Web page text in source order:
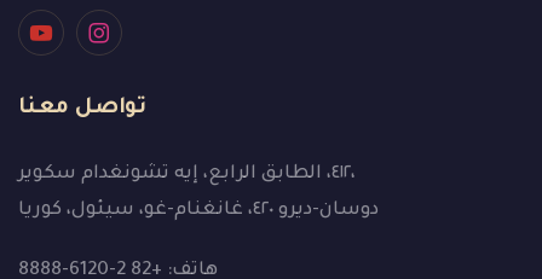
تواصل معنا
٤١٢، الطابق الرابع، إيه تشونغدام سكوير،
دوسان-ديرو ٤٢٠، غانغنام-غو، سيئول، كوريا
هاتف: +82 2-6120-8888